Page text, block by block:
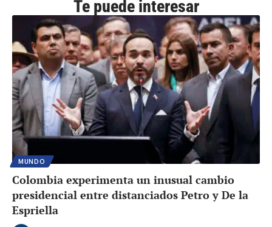
Te puede interesar
MUNDO
Colombia experimenta un inusual cambio
presidencial entre distanciados Petro y De la
Espriella